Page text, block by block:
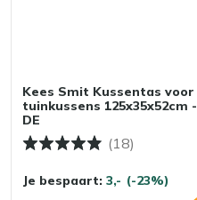
Kees Smit Kussentas voor
tuinkussens 125x35x52cm -
DE
(18)
Je bespaart: 3,- (-23%)